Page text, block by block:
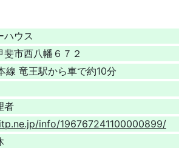
ハウス
斐市西八幡６７２
線 竜王駅から車で約10分
者
info/196767241100000899/